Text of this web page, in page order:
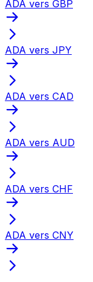
ADA vers GBP
ADA vers JPY
ADA vers CAD
ADA vers AUD
ADA vers CHF
ADA vers CNY